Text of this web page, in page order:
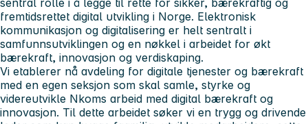
sentral rolle i å legge til rette for sikker, bærekraftig og
fremtidsrettet digital utvikling i Norge. Elektronisk
kommunikasjon og digitalisering er helt sentralt i
samfunnsutviklingen og en nøkkel i arbeidet for økt
bærekraft, innovasjon og verdiskaping.
Vi etablerer nå avdeling for digitale tjenester og bærekraft
med en egen seksjon som skal samle, styrke og
videreutvikle Nkoms arbeid med digital bærekraft og
innovasjon. Til dette arbeidet søker vi en trygg og drivende